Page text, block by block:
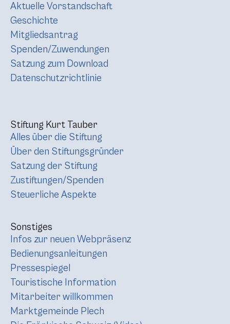
Aktuelle Vorstandschaft
Geschichte
Mitgliedsantrag
Spenden/Zuwendungen
Satzung zum Download
Datenschutzrichtlinie
Stiftung Kurt Tauber
Alles über die Stiftung
Über den Stiftungsgründer
Satzung der Stiftung
Zustiftungen/Spenden
Steuerliche Aspekte
Sonstiges
Infos zur neuen Webpräsenz
Bedienungsanleitungen
Pressespiegel
Touristische Information
Mitarbeiter willkommen
Marktgemeinde Plech